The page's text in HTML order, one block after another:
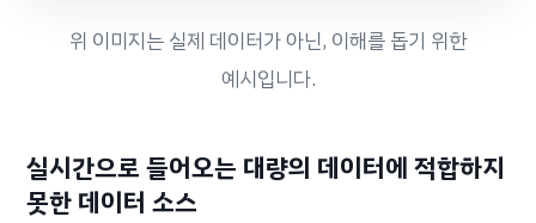
위 이미지는 실제 데이터가 아닌, 이해를 돕기 위한
예시입니다.
실시간으로 들어오는 대량의 데이터에 적합하지
못한 데이터 소스